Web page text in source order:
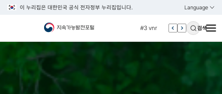
이 누리집은 대한민국 공식 전자정부 누리집입니다. Language
열기
KOREAN
ENGLISH
#4 관세 검색